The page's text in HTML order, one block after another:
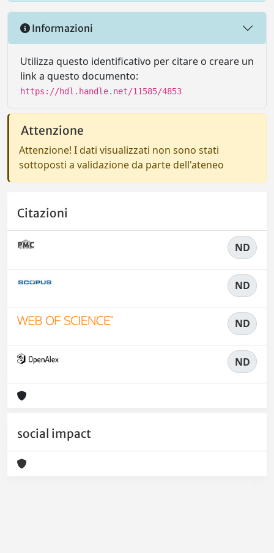
Informazioni
Utilizza questo identificativo per citare o creare un
link a questo documento:
https://hdl.handle.net/11585/4853
Attenzione
Attenzione! I dati visualizzati non sono stati
sottoposti a validazione da parte dell'ateneo
Citazioni
ND
ND
ND
ND
social impact